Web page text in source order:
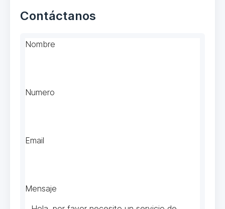
Contáctanos
Nombre
Numero
Email
Mensaje